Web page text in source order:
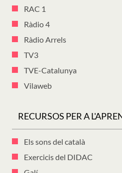
RAC 1
Ràdio 4
Ràdio Arrels
TV3
TVE-Catalunya
Vilaweb
RECURSOS PER A
Els sons del català
Exercicis del DIDAC